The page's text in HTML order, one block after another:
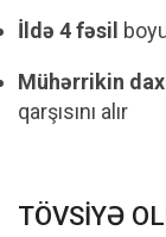
İldə 4 fəsil
Mühərrikin
qarşısını alır
TÖVSİYƏ